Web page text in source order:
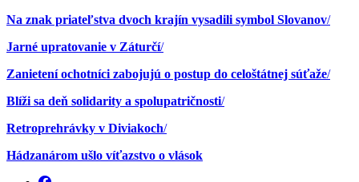
Na znak priateľstva dvoch krajín vysadili symbol Slovanov/
Jarné upratovanie v Záturčí/
Zanietení ochotníci zabojujú o postup do celoštátnej súťaže/
Blíži sa deň solidarity a spolupatričnosti/
Retroprehrávky v Diviakoch/
Hádzanárom ušlo víťazstvo o vlások